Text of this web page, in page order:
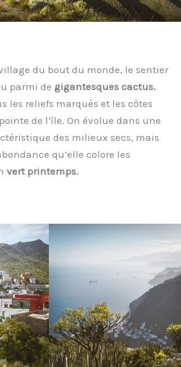
du bout du monde, le sentier
parmi de gigantesques cactus.
les reliefs marqués et les côtes
de l’île. On évolue dans une
des milieux secs, mais
qu’elle colore les
vert printemps.